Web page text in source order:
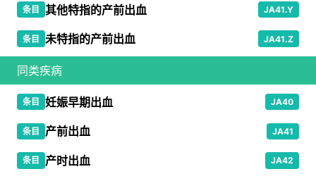
条目 其他特指的产前出血 JA41.Y
条目 未特指的产前出血 JA41.Z
同类疾病
条目 妊娠早期出血 JA40
条目 产前出血 JA41
条目 产时出血 JA42